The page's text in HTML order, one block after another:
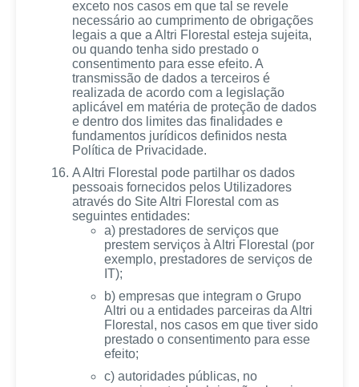
exceto nos casos em que tal se revele
necessário ao cumprimento de obrigações
legais a que a Altri Florestal esteja sujeita,
ou quando tenha sido prestado o
consentimento para esse efeito. A
transmissão de dados a terceiros é
realizada de acordo com a legislação
aplicável em matéria de proteção de dados
e dentro dos limites das finalidades e
fundamentos jurídicos definidos nesta
Política de Privacidade.
A Altri Florestal pode partilhar os dados
pessoais fornecidos pelos Utilizadores
através do Site Altri Florestal com as
seguintes entidades:
a) prestadores de serviços que
prestem serviços à Altri Florestal (por
exemplo, prestadores de serviços de
IT);
b) empresas que integram o Grupo
Altri ou a entidades parceiras da Altri
Florestal, nos casos em que tiver sido
prestado o consentimento para esse
efeito;
c) autoridades públicas, no